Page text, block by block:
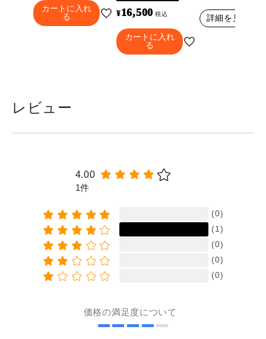
カートに入れ
る
¥16,500 税込
カートに入れ
る
詳細を見る
レビュー
4.00
1件
(0)
(1)
(0)
(0)
(0)
価格の満足度について